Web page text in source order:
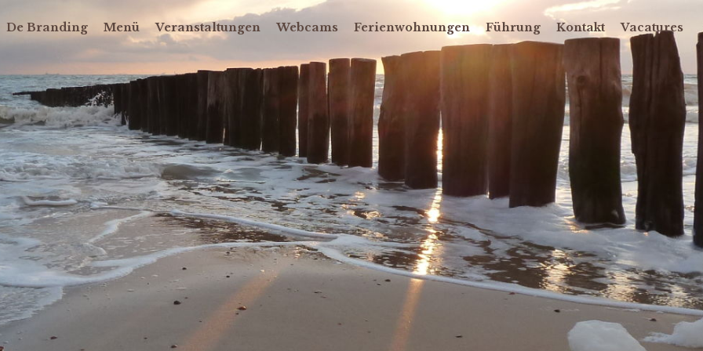
Vacatures
De Branding Menü Veranstaltungen Webcams Ferienwohnungen Führung Kontakt